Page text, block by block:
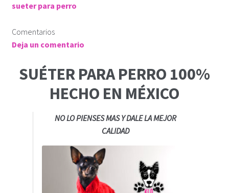
sueter para perro
Comentarios
Deja un comentario
SUÉTER PARA PERRO 100%
HECHO EN MÉXICO
NO LO PIENSES MAS Y DALE LA MEJOR
CALIDAD